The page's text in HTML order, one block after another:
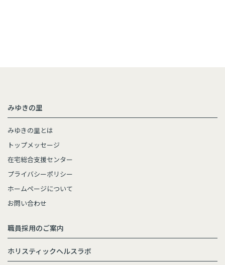
みゆきの里
みゆきの里とは
トップメッセージ
在宅総合支援センター
プライバシーポリシー
ホームページについて
お問い合わせ
職員採用のご案内
ホリスティックヘルスラボ